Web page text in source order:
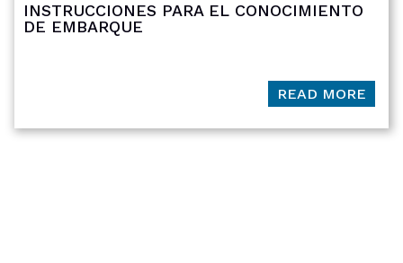
INSTRUCCIONES PARA EL CONOCIMIENTO
DE EMBARQUE
READ MORE